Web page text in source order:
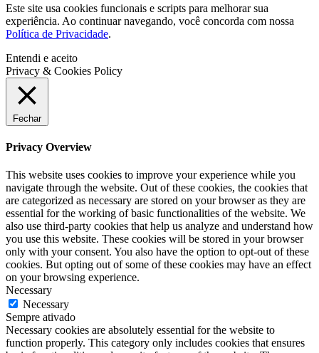
Este site usa cookies funcionais e scripts para melhorar sua
experiência. Ao continuar navegando, você concorda com nossa
Política de Privacidade.
Entendi e aceito
Privacy & Cookies Policy
Fechar
Privacy Overview
This website uses cookies to improve your experience while you
navigate through the website. Out of these cookies, the cookies that
are categorized as necessary are stored on your browser as they are
essential for the working of basic functionalities of the website. We
also use third-party cookies that help us analyze and understand how
you use this website. These cookies will be stored in your browser
only with your consent. You also have the option to opt-out of these
cookies. But opting out of some of these cookies may have an effect
on your browsing experience.
Necessary
Necessary
Sempre ativado
Necessary cookies are absolutely essential for the website to
function properly. This category only includes cookies that ensures